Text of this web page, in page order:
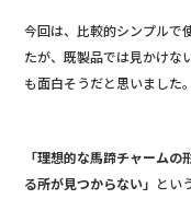
今回は、比較的シンプルで
たが、既製品では見かけな
も面白そうだと思いました。
「理想的な馬蹄チャーム
る所が見つからない」 とい